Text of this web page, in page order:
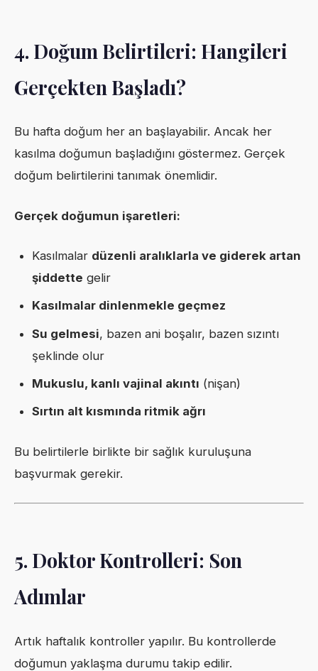
4. Doğum Belirtileri: Hangileri
Gerçekten Başladı?
Bu hafta doğum her an başlayabilir. Ancak her
kasılma doğumun başladığını göstermez. Gerçek
doğum belirtilerini tanımak önemlidir.
Gerçek doğumun işaretleri:
Kasılmalar düzenli aralıklarla ve giderek artan
şiddette gelir
Kasılmalar dinlenmekle geçmez
Su gelmesi, bazen ani boşalır, bazen sızıntı
şeklinde olur
Mukuslu, kanlı vajinal akıntı (nişan)
Sırtın alt kısmında ritmik ağrı
Bu belirtilerle birlikte bir sağlık kuruluşuna
başvurmak gerekir.
5. Doktor Kontrolleri: Son
Adımlar
Artık haftalık kontroller yapılır. Bu kontrollerde
doğumun yaklaşma durumu takip edilir.